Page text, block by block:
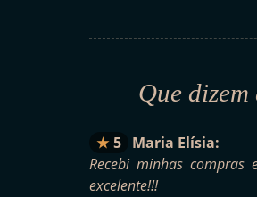
Que dizem
5
Maria Elísia:
Recebi minhas
excelente!!!